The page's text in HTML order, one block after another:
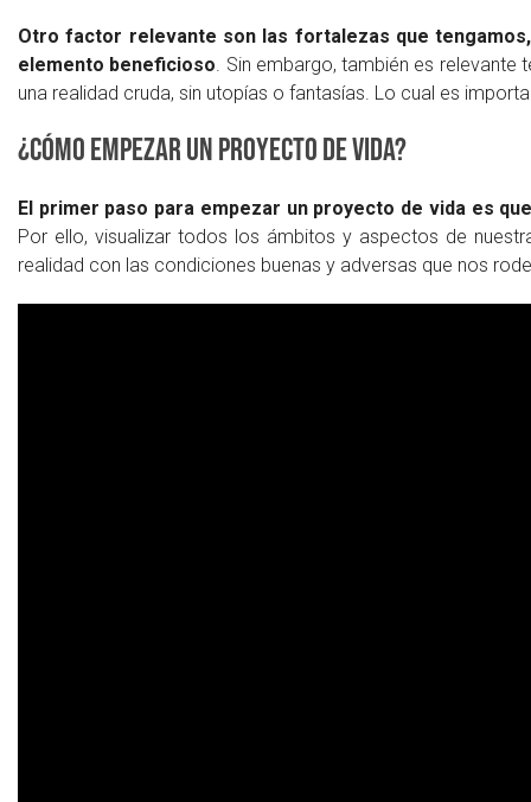
Otro factor relevante son las fortalezas que
elemento beneficioso. Sin embargo, también es relevante
una realidad cruda, sin utopías o fantasías. Lo cual es
¿Cómo empezar un proyecto de vida?
El primer paso para empezar un proyecto de vida es
Por ello, visualizar todos los ámbitos y aspectos de
realidad con las condiciones buenas y adversas que nos